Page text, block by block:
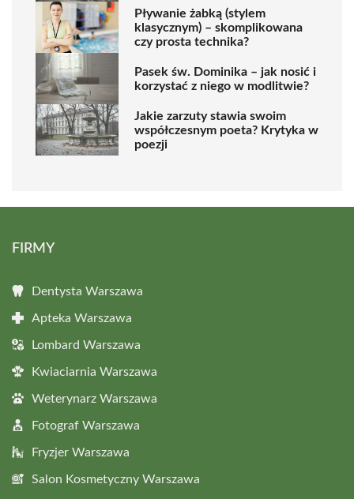
Pływanie żabką (stylem
klasycznym) – skomplikowana
czy prosta technika?
Pasek św. Dominika – jak nosić i
korzystać z niego w modlitwie?
Jakie zarzuty stawia swoim
współczesnym poeta? Krytyka w
poezji
FIRMY
Dentysta Warszawa
Apteka Warszawa
Lombard Warszawa
Kwiaciarnia Warszawa
Weterynarz Warszawa
Fotograf Warszawa
Fryzjer Warszawa
Salon Kosmetyczny Warszawa